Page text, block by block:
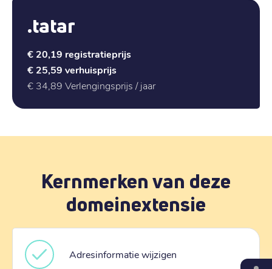
.tatar
€ 20,19 registratieprijs
€ 25,59 verhuisprijs
€ 34,89 Verlengingsprijs / jaar
Kernmerken van deze
domeinextensie
Adresinformatie wijzigen